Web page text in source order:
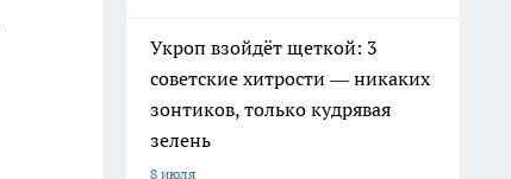
Укроп взойдёт щеткой: 3
советские хитрости — никаких
зонтиков, только кудрявая
зелень
8 июля